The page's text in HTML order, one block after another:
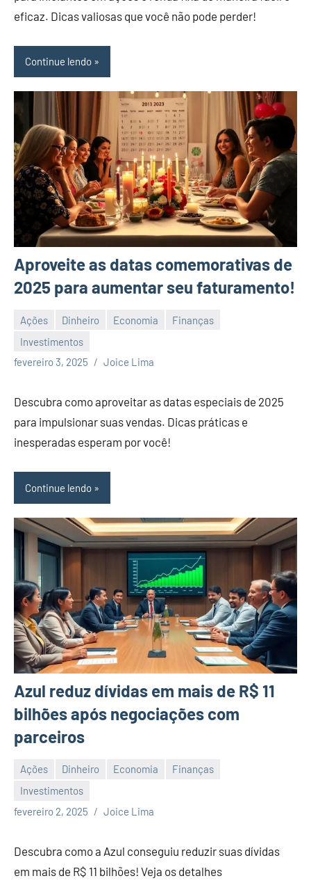
eficaz. Dicas valiosas que você não pode perder!
Continue lendo
Aproveite as datas comemorativas de
2025 para aumentar seu faturamento!
Ações Dinheiro Economia
Finanças
Investimentos
fevereiro 3, 2025
Joice Lima
Nenhum
Comentário
Descubra como aproveitar as datas especiais de 2025
para impulsionar suas vendas. Dicas práticas e
inesperadas esperam por você!
Continue lendo
Azul reduz dívidas em mais de R$ 11
bilhões após negociações com
parceiros
Ações Dinheiro Economia
Finanças
Investimentos
fevereiro 2, 2025
Joice Lima
Nenhum
Comentário
Descubra como a Azul conseguiu reduzir suas dívidas
em mais de R$ 11 bilhões! Veja os detalhes